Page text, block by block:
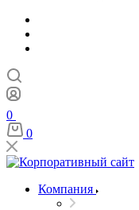
0
0
Компания